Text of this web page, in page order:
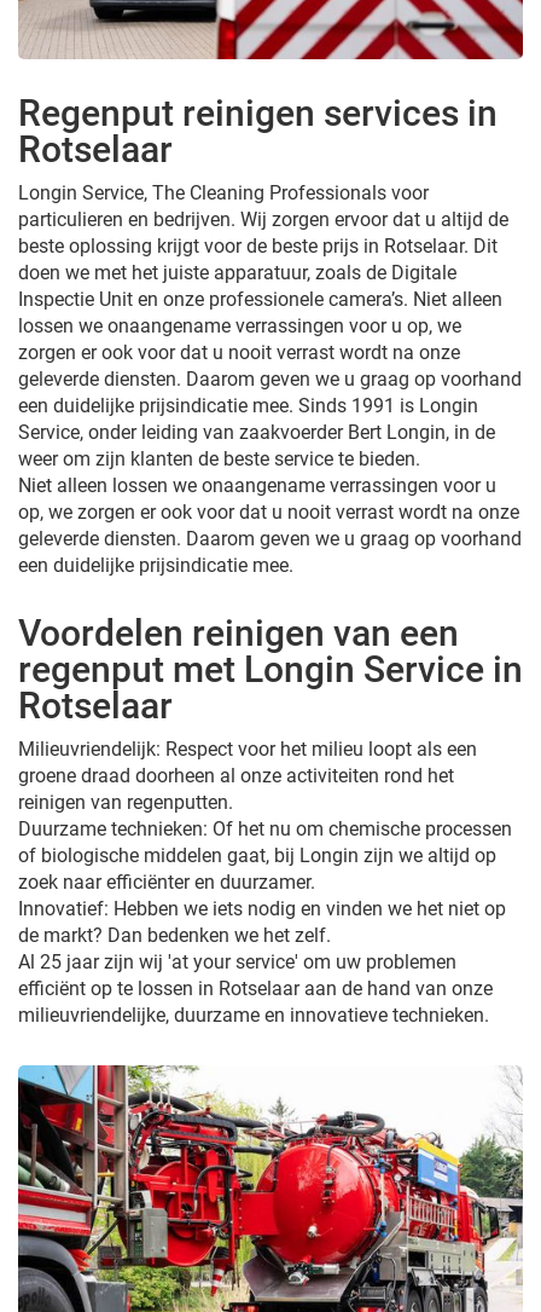
Regenput reinigen services in
Rotselaar
Longin Service, The Cleaning Professionals voor
particulieren en bedrijven. Wij zorgen ervoor dat u altijd de
beste oplossing krijgt voor de beste prijs in Rotselaar. Dit
doen we met het juiste apparatuur, zoals de Digitale
Inspectie Unit en onze professionele camera’s. Niet alleen
lossen we onaangename verrassingen voor u op, we
zorgen er ook voor dat u nooit verrast wordt na onze
geleverde diensten. Daarom geven we u graag op voorhand
een duidelijke prijsindicatie mee. Sinds 1991 is Longin
Service, onder leiding van zaakvoerder Bert Longin, in de
weer om zijn klanten de beste service te bieden.
Niet alleen lossen we onaangename verrassingen voor u
op, we zorgen er ook voor dat u nooit verrast wordt na onze
geleverde diensten. Daarom geven we u graag op voorhand
een duidelijke prijsindicatie mee.
Voordelen reinigen van een
regenput met Longin Service in
Rotselaar
Milieuvriendelijk: Respect voor het milieu loopt als een
groene draad doorheen al onze activiteiten rond het
reinigen van regenputten.
Duurzame technieken: Of het nu om chemische processen
of biologische middelen gaat, bij Longin zijn we altijd op
zoek naar efficiënter en duurzamer.
Innovatief: Hebben we iets nodig en vinden we het niet op
de markt? Dan bedenken we het zelf.
Al 25 jaar zijn wij 'at your service' om uw problemen
efficiënt op te lossen in Rotselaar aan de hand van onze
milieuvriendelijke, duurzame en innovatieve technieken.